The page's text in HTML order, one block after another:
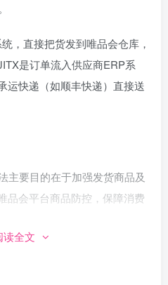
，直接把货发到唯品会仓库，
是订单流入供应商ERP系
运快递（如顺丰快递）直接送
主要目的在于加强发货商品及
品会平台商品防控，保障消费
读全文